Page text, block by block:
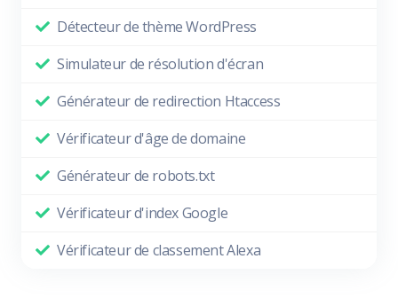
Détecteur de thème WordPress
Simulateur de résolution d'écran
Générateur de redirection Htaccess
Vérificateur d'âge de domaine
Générateur de robots.txt
Vérificateur d'index Google
Vérificateur de classement Alexa